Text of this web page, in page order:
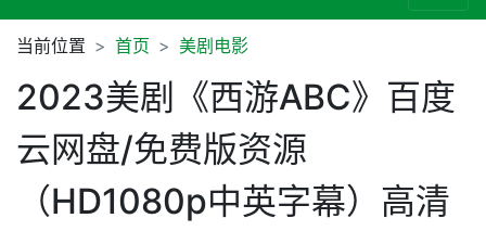
当前位置 首页 美剧电影
2023美剧《西游ABC》百度
云网盘/免费版资源
（HD1080p中英字幕）高清